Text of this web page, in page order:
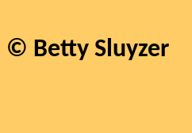
© Betty Sluyzer